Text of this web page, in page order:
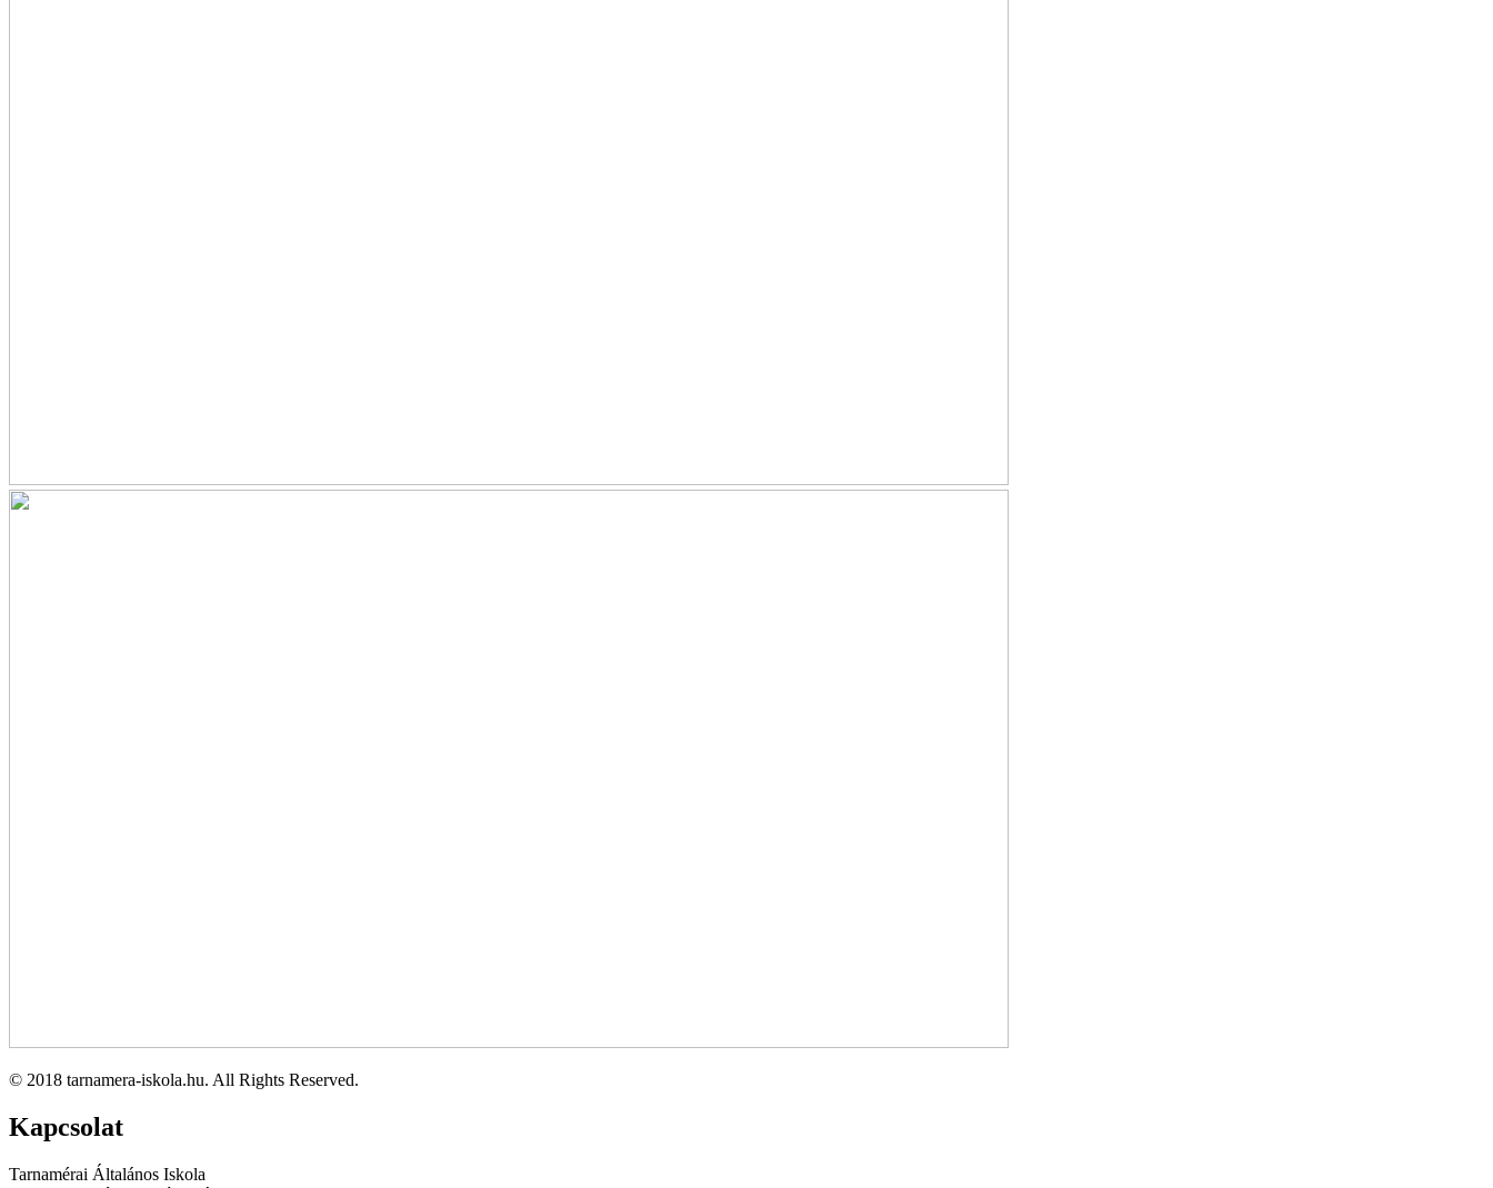
© 2018 tarnamera-iskola.hu. All Rights Reserved.
Kapcsolat
Tarnamérai Általános Iskola